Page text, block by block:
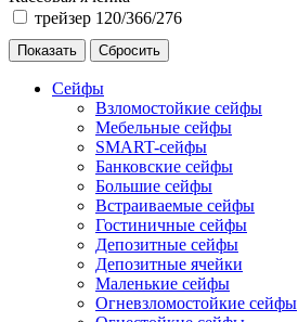
трейзер 120/366/276
Сейфы
Взломостойкие сейфы
Мебельные сейфы
SMART-сейфы
Банковские сейфы
Большие сейфы
Встраиваемые сейфы
Гостиничные сейфы
Депозитные сейфы
Депозитные ячейки
Маленькие сейфы
Огневзломостойкие сейфы